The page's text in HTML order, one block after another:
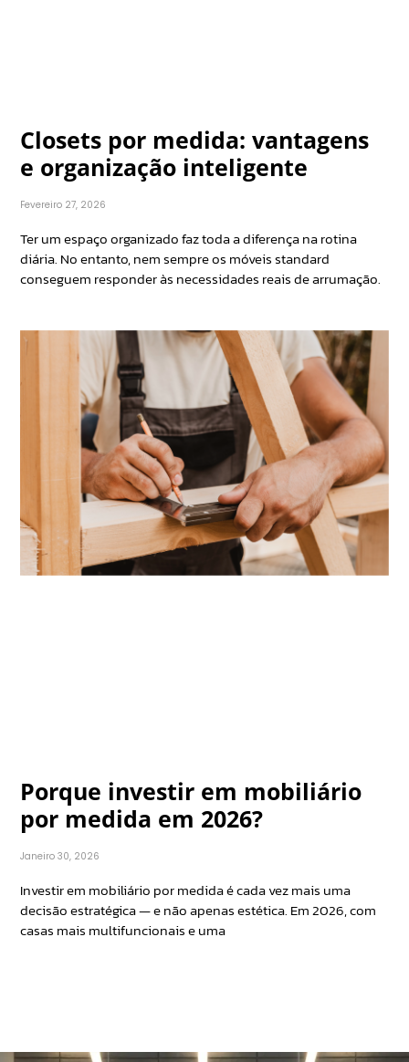
Closets por medida: vantagens
e organização inteligente
Fevereiro 27, 2026
Ter um espaço organizado faz toda a diferença na rotina
diária. No entanto, nem sempre os móveis standard
conseguem responder às necessidades reais de arrumação.
Porque investir em mobiliário
por medida em 2026?
Janeiro 30, 2026
Investir em mobiliário por medida é cada vez mais uma
decisão estratégica — e não apenas estética. Em 2026, com
casas mais multifuncionais e uma